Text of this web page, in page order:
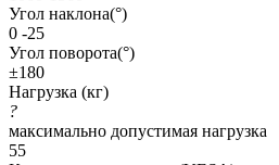
Угол наклона(°)
0 -25
Угол поворота(°)
±180
Нагрузка (кг)
?
максимально допустимая нагрузка
55